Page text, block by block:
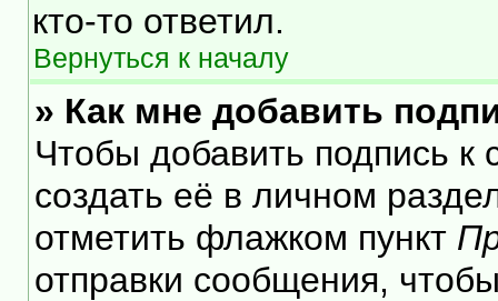
кто-то ответил.
Вернуться к началу
» Как мне добавить
Чтобы добавить подпись
создать её в личном
отметить флажком пункт
отправки сообщения,